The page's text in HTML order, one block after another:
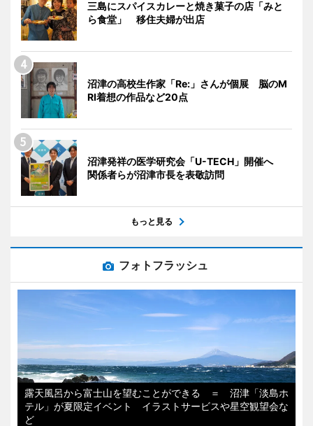
三島にスパイスカレーと焼き菓子の店「みと
ら食堂」 移住夫婦が出店
沼津の高校生作家「Re:」さんが個展 脳のM
RI着想の作品など20点
沼津発祥の医学研究会「U-TECH」開催へ
関係者らが沼津市長を表敬訪問
もっと見る
フォトフラッシュ
露天風呂から富士山を望むことができる ＝ 沼津「淡島ホ
テル」が夏限定イベント イラストサービスや星空観望会な
ど